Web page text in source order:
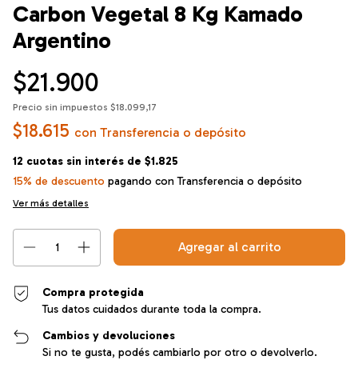
Carbon Vegetal 8 Kg Kamado
Argentino
$21.900
Precio sin impuestos $18.099,17
$18.615 con Transferencia o depósito
12 cuotas sin interés de $1.825
15% de descuento pagando con Transferencia o depósito
Ver más detalles
Compra protegida
Tus datos cuidados durante toda la compra.
Cambios y devoluciones
Si no te gusta, podés cambiarlo por otro o devolverlo.